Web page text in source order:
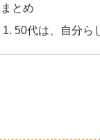
まとめ
50代は、自分ら